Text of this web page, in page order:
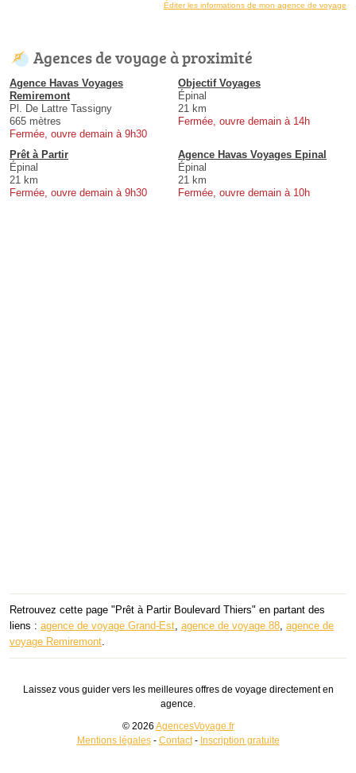
Éditer les informations de mon agence de voyage
Agences de voyage à proximité
Agence Havas Voyages
Remiremont
Pl. De Lattre Tassigny
665 mètres
Fermée, ouvre demain à 9h30
Objectif Voyages
Épinal
21 km
Fermée, ouvre demain à 14h
Prêt à Partir
Épinal
21 km
Fermée, ouvre demain à 9h30
Agence Havas Voyages Epinal
Épinal
21 km
Fermée, ouvre demain à 10h
Retrouvez cette page "Prêt à Partir Boulevard Thiers" en partant des
liens : agence de voyage Grand-Est, agence de voyage 88, agence de
voyage Remiremont.
Laissez vous guider vers les meilleures offres de voyage directement en
agence.
© 2026 AgencesVoyage.fr
Mentions légales- Contact- Inscription gratuite